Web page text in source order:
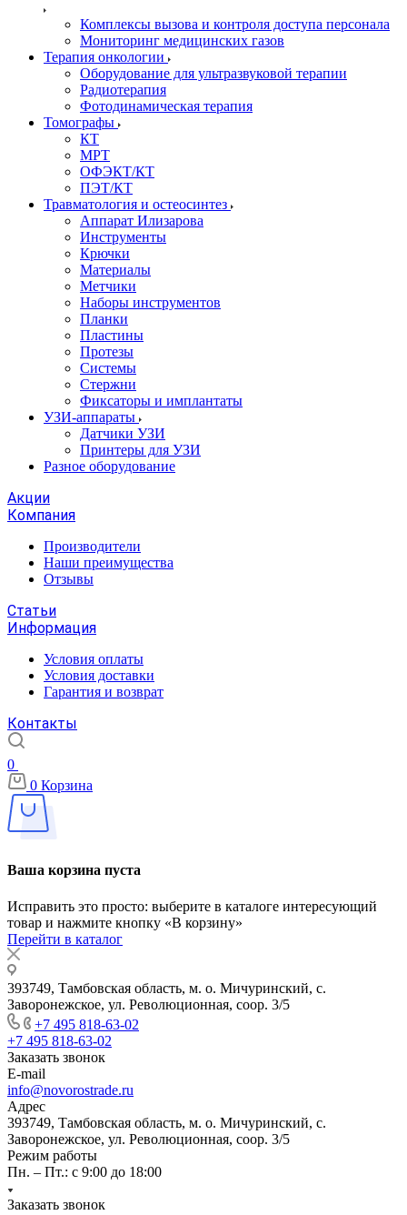
Комплексы вызова и контроля доступа персонала
Мониторинг медицинских газов
Терапия онкологии
Оборудование для ультразвуковой терапии
Радиотерапия
Фотодинамическая терапия
Томографы
КТ
МРТ
ОФЭКТ/КТ
ПЭТ/КТ
Травматология и остеосинтез
Аппарат Илизарова
Инструменты
Крючки
Материалы
Метчики
Наборы инструментов
Планки
Пластины
Протезы
Системы
Стержни
Фиксаторы и имплантаты
УЗИ-аппараты
Датчики УЗИ
Принтеры для УЗИ
Разное оборудование
Акции
Компания
Производители
Наши преимущества
Отзывы
Статьи
Информация
Условия оплаты
Условия доставки
Гарантия и возврат
Контакты
0
0 Корзина
Ваша корзина пуста
Исправить это просто: выберите в каталоге интересующий
товар и нажмите кнопку «В корзину»
Перейти в каталог
393749, Тамбовская область, м. о. Мичуринский, с.
Заворонежское, ул. Революционная, соор. 3/5
+7 495 818-63-02
+7 495 818-63-02
Заказать звонок
E-mail
info@novorostrade.ru
Адрес
393749, Тамбовская область, м. о. Мичуринский, с.
Заворонежское, ул. Революционная, соор. 3/5
Режим работы
Пн. – Пт.: с 9:00 до 18:00
Заказать звонок